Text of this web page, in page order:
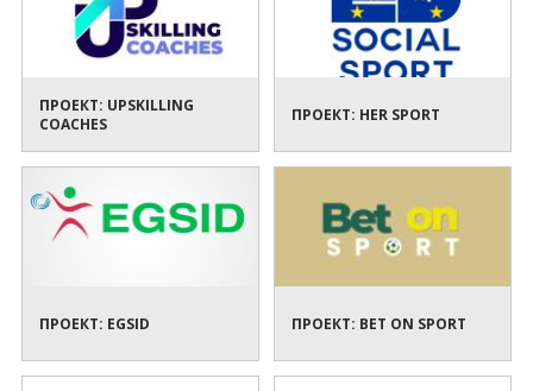
ПРОЕКТ: UPSKILLING
COACHES
ПРОЕКТ: HER SPORT
ПРОЕКТ: EGSID ПРОЕКТ: BET ON SPORT